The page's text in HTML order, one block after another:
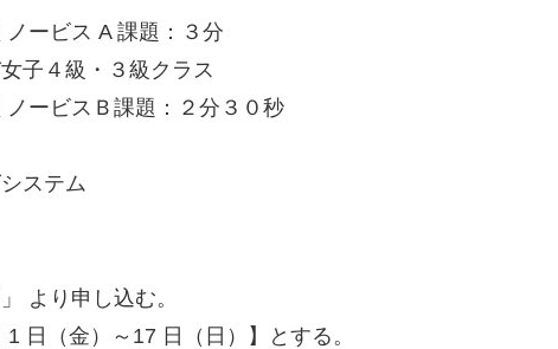
ービス A 課題：３分
子４級・３級クラス
ービスＢ課題：２分３０秒
ステム
より申し込む。
日（金）～17 日（日）】とする。